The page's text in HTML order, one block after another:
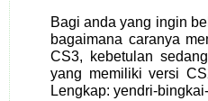
Bagi anda yang ingin
bagaimana caranya
CS3, kebetulan
yang memiliki versi
Lengkap: yendri-